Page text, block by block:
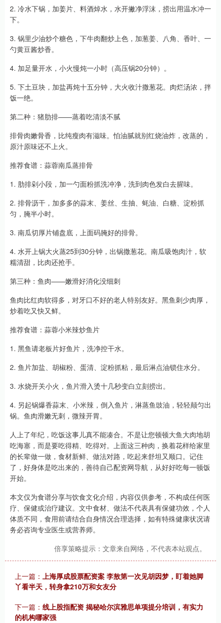
2. 冷水下锅，加姜片、料酒焯水，水开撇净浮沫，捞出用温水冲一
下。
3. 锅里少油炒个糖色，下牛肉翻炒上色，加葱姜、八角、香叶、一
勺黄豆酱炒香。
4. 加足量开水，小火慢炖一小时（高压锅20分钟）。
5. 下土豆块，加盐再炖十五分钟，大火收汁撒葱花。肉烂汤浓，拌
饭一绝。
第二种：猪肋排——蒸着吃清淡不腻
排骨肉嫩骨香，比纯瘦肉有滋味。怕油腻就别红烧油炸，改蒸的，
原汁原味还不上火。
推荐食谱：蒜蓉南瓜蒸排骨
1. 肋排剁小段，加一勺面粉抓洗冲净，洗到肉色发白去腥味。
2. 排骨沥干，加多多的蒜末、姜丝、生抽、蚝油、白糖、淀粉抓
匀，腌半小时。
3. 南瓜切厚片铺盘底，上面码腌好的排骨。
4. 水开上锅大火蒸25到30分钟，出锅撒葱花。南瓜吸饱肉汁，软
糯清甜，比肉还抢手。
第三种：鱼肉——嫩滑好消化没细刺
鱼肉比红肉软得多，对牙口不好的老人特别友好。黑鱼刺少肉厚，
炒着吃又快又鲜。
推荐食谱：蒜蓉小米辣炒鱼片
1. 黑鱼请老板片好鱼片，洗净控干水。
2. 鱼片加盐、胡椒粉、蛋清、淀粉抓粘，最后淋点油锁住水分。
3. 水烧开关小火，鱼片滑入烫十几秒变白立刻捞出。
4. 另起锅爆香蒜末、小米辣，倒入鱼片，淋蒸鱼豉油，轻轻颠匀出
锅。鱼肉滑嫩无刺，微辣开胃。
人上了年纪，吃饭这事儿真不能凑合。不是让您顿顿大鱼大肉地胡
吃海塞，而是要吃得精、吃得对。上面这三种肉，换着花样给家里
的长辈做一做，食材新鲜、做法对路，吃起来舒坦又顺口。记住
了，好身体是吃出来的，善待自己配资网导航，从好好吃每一顿饭
开始。
本文仅为食谱分享与饮食文化介绍，内容仅供参考，不构成任何医
疗、保健或治疗建议。文中食材、做法不代表具有保健功效，个人
体质不同，食用前请结合自身情况合理选择，如有特殊健康状况请
务必咨询专业医生或营养师。
倍享策略提示：文章来自网络，不代表本站观点。
上一篇： 上海厚成股票配资案 李敖第一次见胡因梦，盯着她脚
丫看半天，转身拿210万和女友分
下一篇： 线上股指配资 揭秘哈尔滨雅思单项提分培训，有实力
的机构哪家强